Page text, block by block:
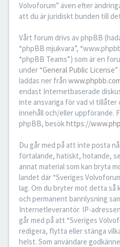
Volvoforum” även efter
att du är juridiskt bunden till
Vårt forum drivs av phpBB
“phpBB mjukvara”,
“phpBB Teams”) som är en
under “General Public License
laddas ner från
endast Internetbaserade
inte ansvariga för vad vi
innehåll och/eller uppförande.
phpBB, besökhttps://
Du går med på att inte posta
förtalande, hatiskt, hotande,
annat material som kan bryta
landet där “Sveriges
lag. Om du bryter mot detta så
och permanent bannlysning
Internetleverantör. IP-
går med på att “Sveriges
redigera, flytta eller stänga
helst. Som användare